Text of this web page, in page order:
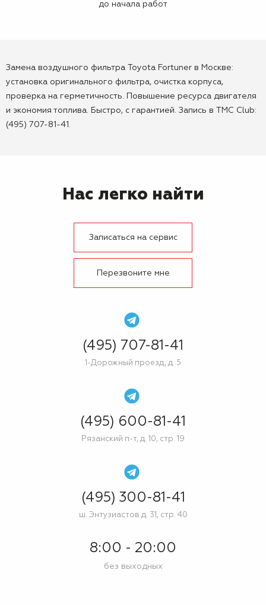
до начала работ
Замена воздушного фильтра Toyota Fortuner в Москве:
установка оригинального фильтра, очистка корпуса,
проверка на герметичность. Повышение ресурса двигателя
и экономия топлива. Быстро, с гарантией. Запись в TMC Club:
(495) 707-81-41.
Нас легко найти
Записаться на сервис
Перезвоните мне
(495) 707-81-41
1-Дорожный проезд, д. 5
(495) 600-81-41
Рязанский п-т, д. 10, стр. 19
(495) 300-81-41
ш. Энтузиастов д. 31, стр. 40
8:00 - 20:00
без выходных